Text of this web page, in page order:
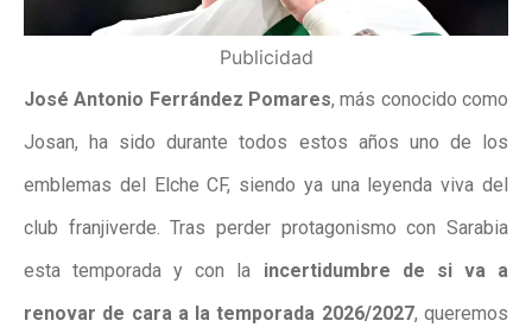
Publicidad
José Antonio Ferrández Pomares, más conocido como
Josan, ha sido durante todos estos años uno de los
emblemas del Elche CF, siendo ya una leyenda viva del
club franjiverde. Tras perder protagonismo con Sarabia
esta temporada y con la incertidumbre de si va a
renovar de cara a la temporada 2026/2027, queremos